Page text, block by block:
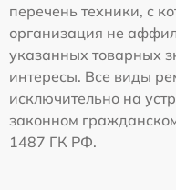
перечень техники, с
организация не
указанных товарных
интересы. Все виды
исключительно на
законном гражданском
1487 ГК РФ.